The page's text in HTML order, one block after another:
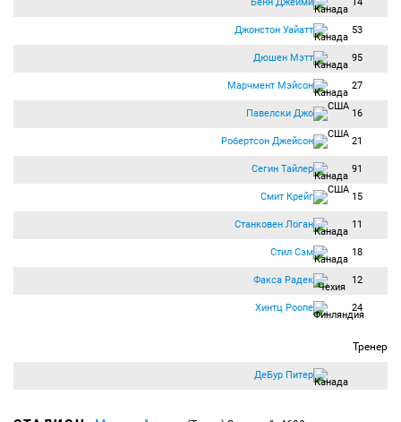
Джонстон Уайатт 53
Дюшен Мэтт 95
Марчмент Мэйсон 27
Павелски Джо 16
Робертсон Джейсон 21
Сегин Тайлер 91
Смит Крейг 15
Станковен Логан 11
Стил Сэм 18
Факса Радек 12
Хинтц Роопе 24
Тренер
ДеБур Питер